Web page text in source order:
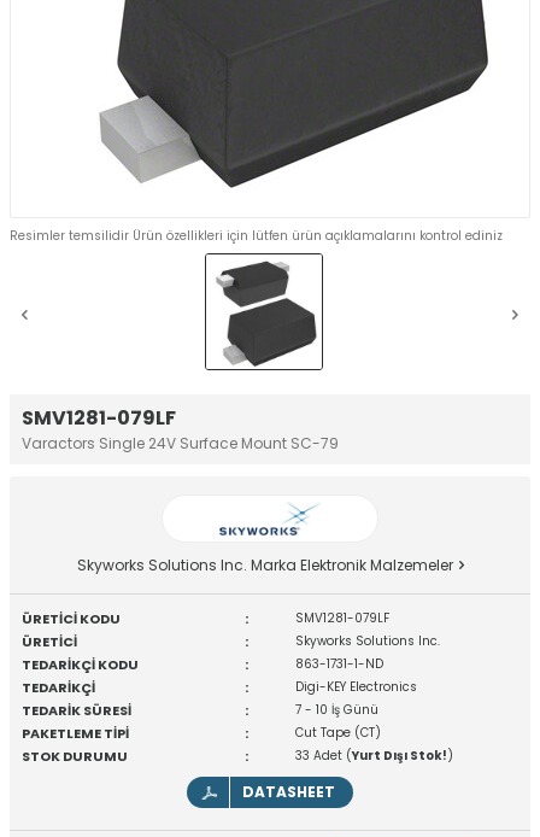
SMV1281-079LF
Varactors Single 24V Surface Mount SC-79
Resimler temsilidir Ürün özellikleri için lütfen ürün açıklamalarını kontrol ediniz
Skyworks Solutions Inc. Marka Elektronik Malzemeler
ÜRETİCİ KODU : SMV1281-079LF
ÜRETİCİ : Skyworks Solutions Inc.
TEDARİKÇİ KODU : 863-1731-1-ND
TEDARİKÇİ : Digi-KEY Electronics
TEDARİK SÜRESİ : 7 - 10 İş Günü
PAKETLEME TİPİ : Cut Tape (CT)
STOK DURUMU : 33 Adet (Yurt Dışı Stok!)
DATASHEET